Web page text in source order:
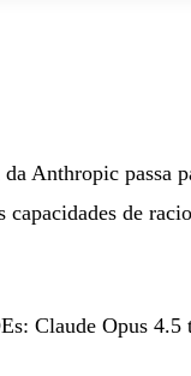
Anthropic passa
de
Claude Opus 4.5